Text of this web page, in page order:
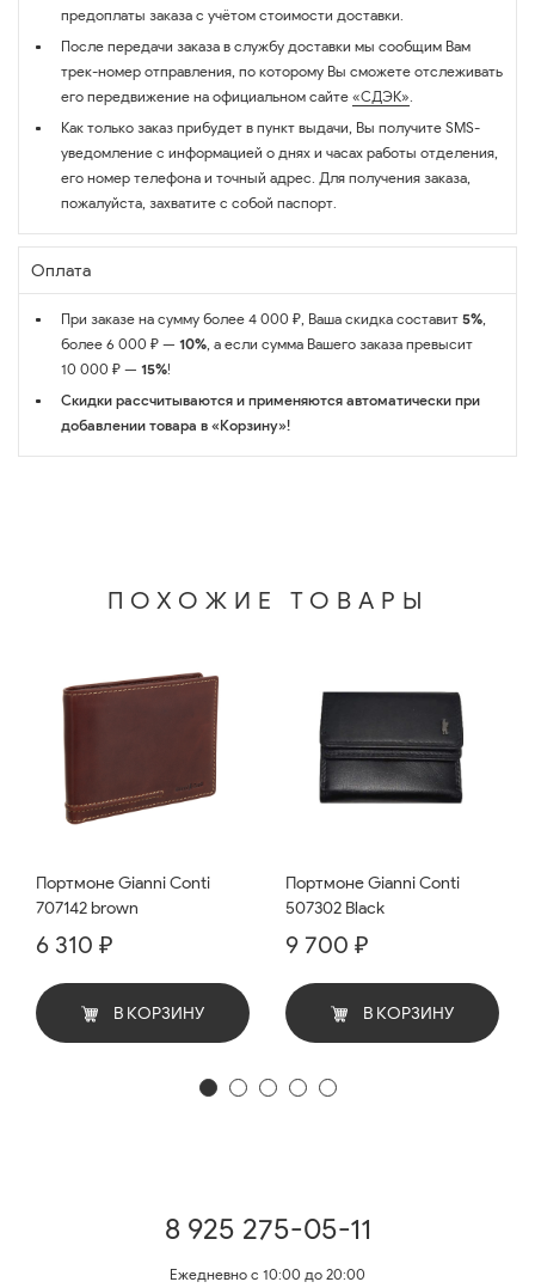
предоплаты заказа с учётом стоимости доставки.
После передачи заказа в службу доставки мы сообщим Вам
трек-номер отправления, по которому Вы сможете отслеживать
его передвижение на официальном сайте «СДЭК».
Как только заказ прибудет в пункт выдачи, Вы получите SMS-
уведомление с информацией о днях и часах работы отделения,
его номер телефона и точный адрес. Для получения заказа,
пожалуйста, захватите с собой паспорт.
Оплата
При заказе на сумму более 4 000 ₽, Ваша скидка составит 5%,
более 6 000 ₽ — 10%, а если сумма Вашего заказа превысит
10 000 ₽ — 15%!
Скидки рассчитываются и применяются автоматически при
добавлении товара в «Корзину»!
ПОХОЖИЕ ТОВАРЫ
Портмоне Gianni Conti
707142 brown
6 310 ₽
В КОРЗИНУ
Портмоне Gianni Conti
507302 Black
9 700 ₽
В КОРЗИНУ
8 925 275-05-11
Ежедневно с 10:00 до 20:00